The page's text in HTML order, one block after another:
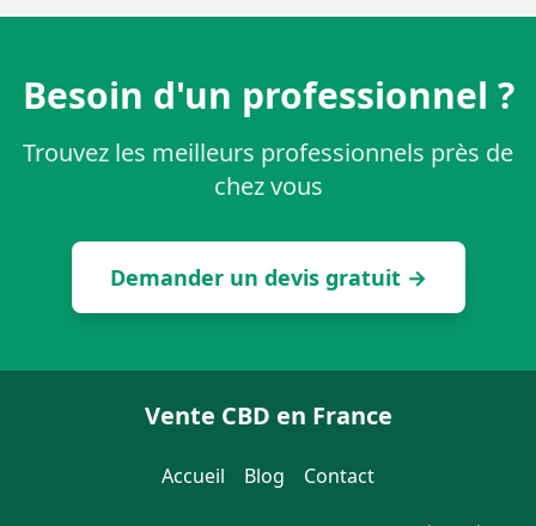
Besoin d'un professionnel ?
Trouvez les meilleurs professionnels près de
chez vous
Demander un devis gratuit →
Vente CBD en France
Accueil Blog Contact